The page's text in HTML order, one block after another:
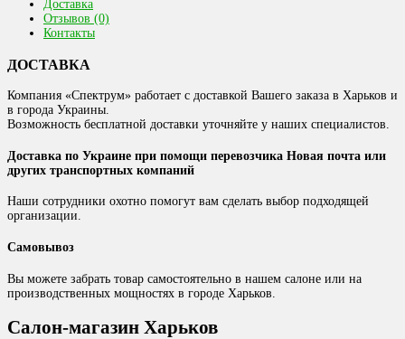
Доставка
Отзывов (0)
Контакты
ДОСТАВКА
Компания «Спектрум» работает с доставкой Вашего заказа в Харьков и
в города Украины.
Возможность бесплатной доставки уточняйте у наших специалистов.
Доставка по Украине при помощи перевозчика Новая почта или
других транспортных компаний
Наши сотрудники охотно помогут вам сделать выбор подходящей
организации.
Самовывоз
Вы можете забрать товар самостоятельно в нашем салоне или на
производственных мощностях в городе Харьков.
Салон-магазин Харьков